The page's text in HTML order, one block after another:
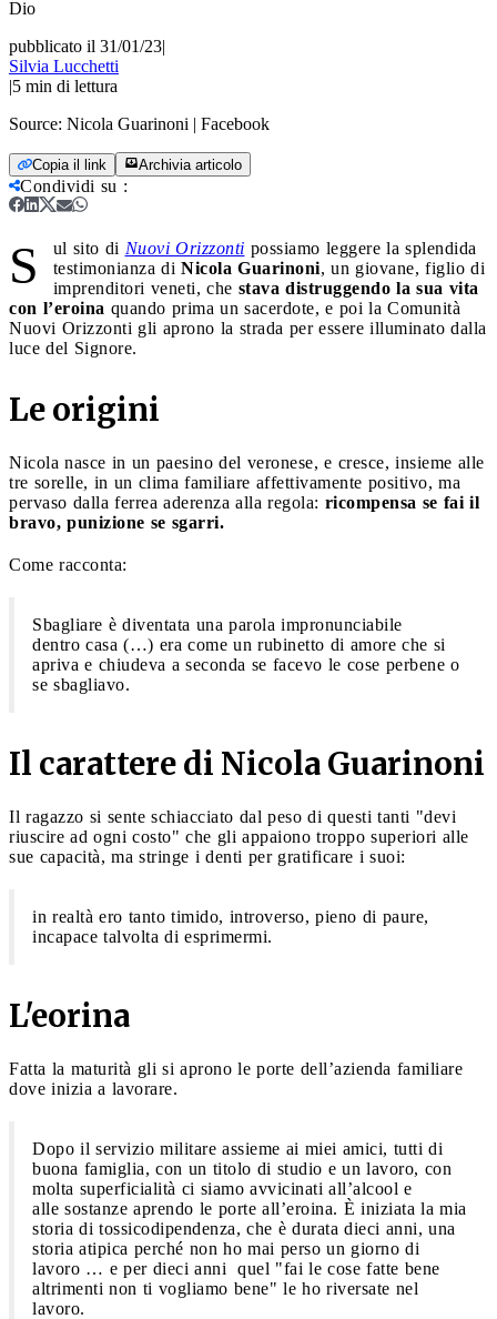
Dio
pubblicato il 31/01/23|
Silvia Lucchetti
|5 min di lettura
Source: Nicola Guarinoni | Facebook
Copia il link Archivia articolo
Condividi su :
S ul sito di Nuovi Orizzonti possiamo leggere la splendida
testimonianza di Nicola Guarinoni, un giovane, figlio di
imprenditori veneti, che stava distruggendo la sua vita
con l’eroina quando prima un sacerdote, e poi la Comunità
Nuovi Orizzonti gli aprono la strada per essere illuminato dalla
luce del Signore.
Le origini
Nicola nasce in un paesino del veronese, e cresce, insieme alle
tre sorelle, in un clima familiare affettivamente positivo, ma
pervaso dalla ferrea aderenza alla regola: ricompensa se fai il
bravo, punizione se sgarri.
Come racconta:
Sbagliare è diventata una parola impronunciabile
dentro casa (…) era come un rubinetto di amore che si
apriva e chiudeva a seconda se facevo le cose perbene o
se sbagliavo.
Il carattere di Nicola Guarinoni
Il ragazzo si sente schiacciato dal peso di questi tanti "devi
riuscire ad ogni costo" che gli appaiono troppo superiori alle
sue capacità, ma stringe i denti per gratificare i suoi:
in realtà ero tanto timido, introverso, pieno di paure,
incapace talvolta di esprimermi.
L'eorina
Fatta la maturità gli si aprono le porte dell’azienda familiare
dove inizia a lavorare.
Dopo il servizio militare assieme ai miei amici, tutti di
buona famiglia, con un titolo di studio e un lavoro, con
molta superficialità ci siamo avvicinati all’alcool e
alle sostanze aprendo le porte all’eroina. È iniziata la mia
storia di tossicodipendenza, che è durata dieci anni, una
storia atipica perché non ho mai perso un giorno di
lavoro … e per dieci anni quel "fai le cose fatte bene
altrimenti non ti vogliamo bene" le ho riversate nel
lavoro.